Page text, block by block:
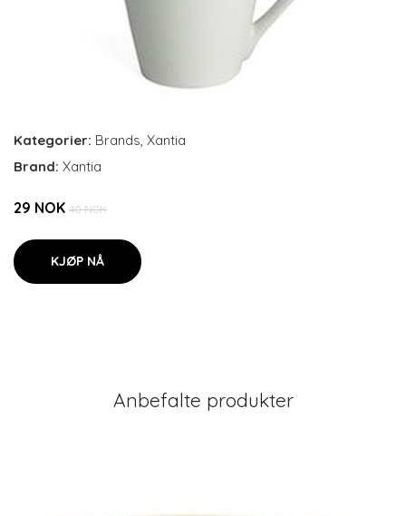
Kategorier: Brands Xantia
Brand: Xantia
29 NOK 40 NOK
KJØP NÅ
Anbefalte produkter